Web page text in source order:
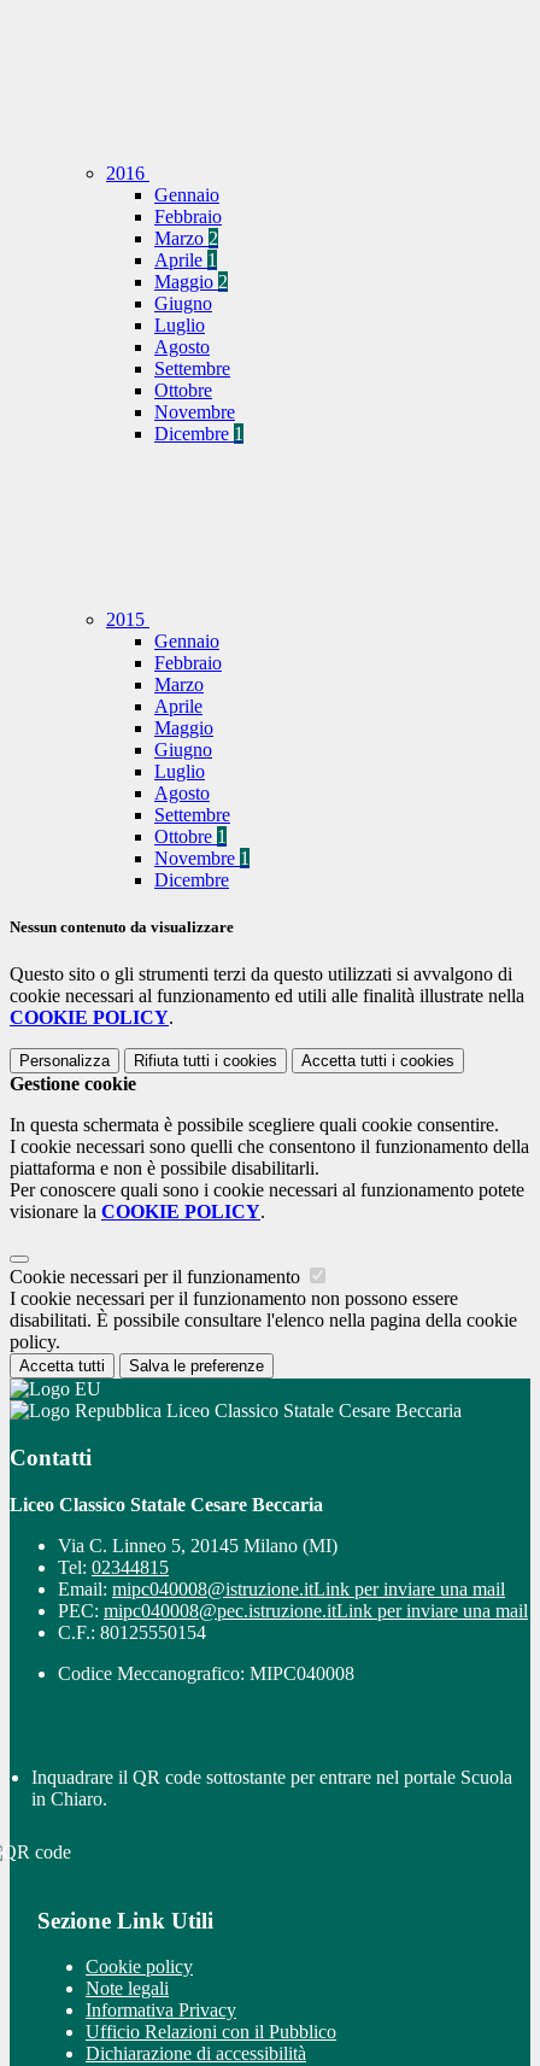
2016
Gennaio
Febbraio
Marzo 2
Aprile 1
Maggio 2
Giugno
Luglio
Agosto
Settembre
Ottobre
Novembre
Dicembre 1
2015
Gennaio
Febbraio
Marzo
Aprile
Maggio
Giugno
Luglio
Agosto
Settembre
Ottobre 1
Novembre 1
Dicembre
Nessun contenuto da visualizzare
Questo sito o gli strumenti terzi da questo utilizzati si avvalgono di
cookie necessari al funzionamento ed utili alle finalità illustrate nella
COOKIE POLICY.
Personalizza Rifiuta tutti i cookies Accetta tutti i cookies
Gestione cookie
In questa schermata è possibile scegliere quali cookie consentire.
I cookie necessari sono quelli che consentono il funzionamento della
piattaforma e non è possibile disabilitarli.
Per conoscere quali sono i cookie necessari al funzionamento potete
visionare la COOKIE POLICY.
Cookie necessari per il funzionamento
I cookie necessari per il funzionamento non possono essere
disabilitati. È possibile consultare l'elenco nella pagina della cookie
policy.
Accetta tutti Salva le preferenze
Liceo Classico Statale Cesare Beccaria
Contatti
Liceo Classico Statale Cesare Beccaria
Via C. Linneo 5, 20145 Milano (MI)
Tel: 02344815
Email: mipc040008@istruzione.itLink per inviare una mail
PEC: mipc040008@pec.istruzione.itLink per inviare una mail
C.F.: 80125550154
Codice Meccanografico: MIPC040008
Inquadrare il QR code sottostante per entrare nel portale Scuola
in Chiaro.
Sezione Link Utili
Cookie policy
Note legali
Informativa Privacy
Ufficio Relazioni con il Pubblico
Dichiarazione di accessibilità